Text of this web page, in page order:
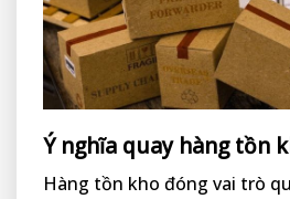
Ý nghĩa quay hàng tồn
Hàng tồn kho đóng vai trò